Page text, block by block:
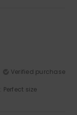
Verified purchase
: Perfect size